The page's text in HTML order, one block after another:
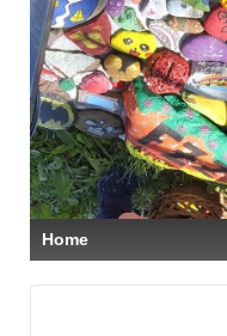
ZUM
ZENTRALEN
INHALT
Home